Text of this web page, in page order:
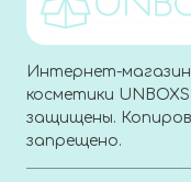
Интернет-магазин
косметики
защищены.
запрещено.